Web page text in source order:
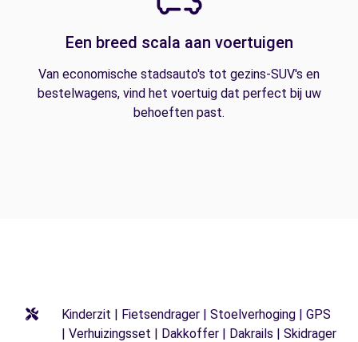
Een breed scala aan voertuigen
Van economische stadsauto's tot gezins-SUV's en
bestelwagens, vind het voertuig dat perfect bij uw
behoeften past.
Kinderzit | Fietsendrager | Stoelverhoging | GPS
| Verhuizingsset | Dakkoffer | Dakrails | Skidrager